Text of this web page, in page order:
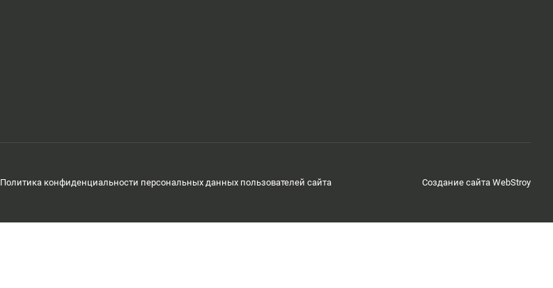
Политика конфиденциальности персональных данных пользователей сайта Создание сайта WebStroy